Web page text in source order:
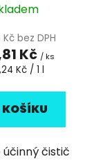
Kč bez DPH
Kč / ks
Kč / 1 l
KOŠÍKU
účinný čistič